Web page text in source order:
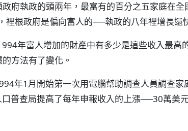
府執政的頭兩年，最富有的百分之五家庭在全
根政府是偏向富人的──執政的八年裡增長還
年富人增加的財產中有多少是這些收入最高
方法有了變化。
年1月開始第一次用電腦幫助調查人員調查家
普查局提高了每年申報收入的上漲──30萬美